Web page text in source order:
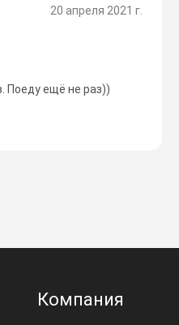
20 апреля 2021 г.
Поеду ещё не раз))
Компания